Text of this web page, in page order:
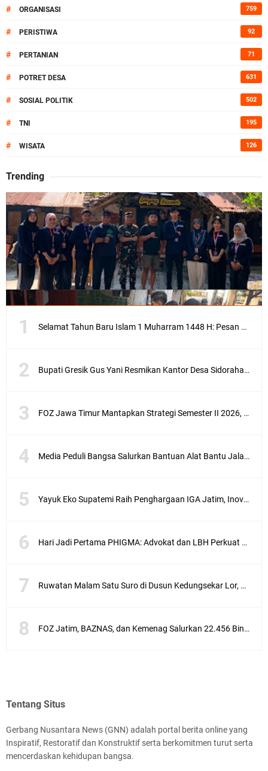
# ORGANISASI 759
# PERISTIWA 92
# PERTANIAN 71
# POTRET DESA 631
# SOSIAL POLITIK 502
# TNI 195
# WISATA 126
Trending
Selamat Tahun Baru Islam 1 Muharram 1448 H: Pesan Hijrah Drs. H. Husnul Aqib, M.M. untuk Negeri
Bupati Gresik Gus Yani Resmikan Kantor Desa Sidoraharjo: Simbol Komitmen Pelayanan Publik dan Kepedulian Sosial
FOZ Jawa Timur Mantapkan Strategi Semester II 2026, Fokus pada Penguatan SDM Amil dan Kolaborasi BerdampakNarasi
Media Peduli Bangsa Salurkan Bantuan Alat Bantu Jalan untuk Lansia
Yayuk Eko Supatemi Raih Penghargaan IGA Jatim, Inovasi Wayang Kulit untuk Anak Berkebutuhan Khusus
Hari Jadi Pertama PHIGMA: Advokat dan LBH Perkuat Soliditas di Jakarta
Ruwatan Malam Satu Suro di Dusun Kedungsekar Lor, Tradisi Luhur yang Terus Istiqomah
FOZ Jatim, BAZNAS, dan Kemenag Salurkan 22.456 Bingkisan Lebaran Yatim Serentak di Berbagai Daerah di Jawa Timur
Tentang Situs
Gerbang Nusantara News (GNN) adalah portal berita online yang
Inspiratif, Restoratif dan Konstruktif serta berkomitmen turut serta
mencerdaskan kehidupan bangsa.